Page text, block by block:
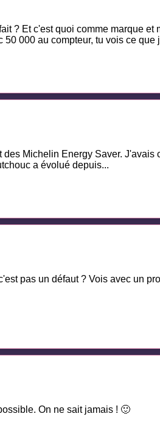
? Et c'est quoi comme marque et
000 au compteur, tu vois ce que
Michelin Energy Saver.
a évolué depuis...
pas un défaut ? Vois avec un
On ne sait jamais ! 🙂